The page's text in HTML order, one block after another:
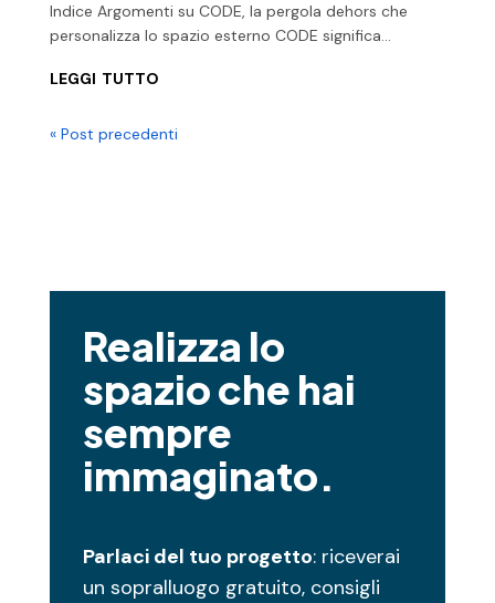
Indice Argomenti su CODE, la pergola dehors che
personalizza lo spazio esterno CODE significa...
leggi tutto
« Post precedenti
Realizza lo
spazio che hai
sempre
immaginato.
Parlaci del tuo progetto: riceverai
un sopralluogo gratuito, consigli